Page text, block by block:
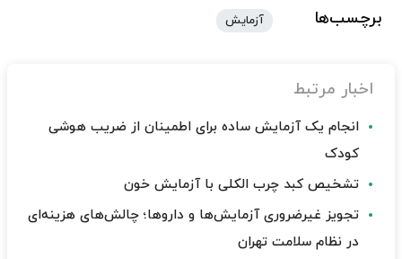
برچسب‌ها آزمایش
اخبار مرتبط
انجام یک آزمایش ساده برای اطمینان از ضریب هوشی
کودک
تشخیص کبد چرب الکلی با آزمایش خون
تجویز غیرضروری آزمایش‌ها و داروها؛ چالش‌های هزینه‌ای
در نظام سلامت تهران